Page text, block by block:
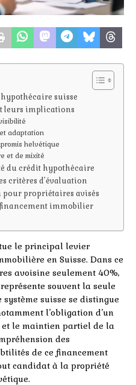
suisse
leurs implications
adaptation
helvétique
et de mixité
du crédit hypothécaire
critères d’évaluation
pour propriétaires avisés
immobilier
le principal levier
en Suisse. Dans ce
avoisine seulement 40%,
souvent la seule
système suisse se distingue
l’obligation d’un
le maintien partiel de la
des
de ce financement
candidat à la propriété